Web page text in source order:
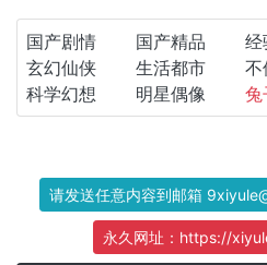
国产剧情 国产精品 经
玄幻仙侠
生活都市 不
科学幻想
明星偶像 兔
请发送任意内容到邮箱
永久网址：https://